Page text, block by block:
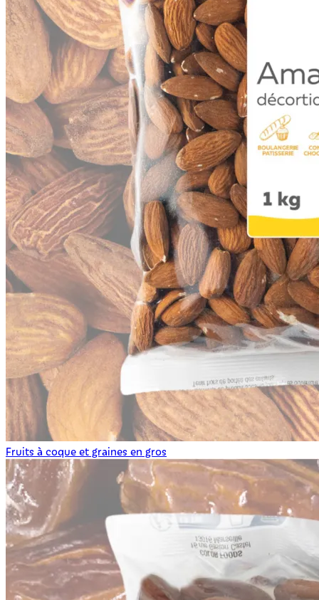
Fruits à coque et graines en gros